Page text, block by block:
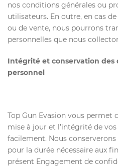
nos conditions générales ou
utilisateurs. En outre, en cas
ou de vente, nous pourrons
personnelles que nous
Intégrité et conservation des
personnel
Top Gun Evasion vous permet
mise à jour et l’intégrité de
facilement. Nous
pour la durée nécessaire aux
présent Engagement de